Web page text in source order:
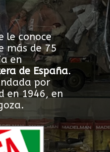
le conoce
más de 75
en
de España.
por
en 1946, en